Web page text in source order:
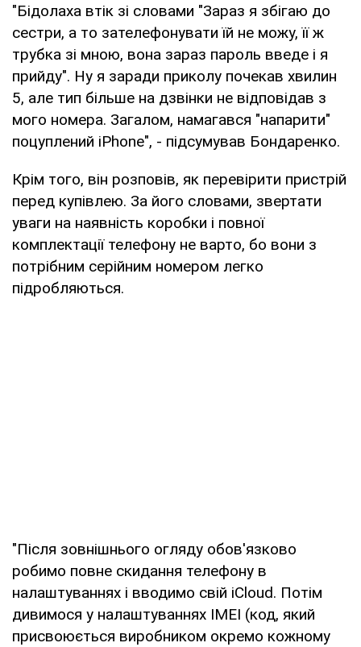
"Бідолаха втік зі словами "Зараз я збігаю до
сестри, а то зателефонувати їй не можу, її ж
трубка зі мною, вона зараз пароль введе і я
прийду". Ну я заради приколу почекав хвилин
5, але тип більше на дзвінки не відповідав з
мого номера. Загалом, намагався "напарити"
поцуплений iPhone", - підсумував Бондаренко.
Крім того, він розповів, як перевірити пристрій
перед купівлею. За його словами, звертати
уваги на наявність коробки і повної
комплектації телефону не варто, бо вони з
потрібним серійним номером легко
підробляються.
"Після зовнішнього огляду обов'язково
робимо повне скидання телефону в
налаштуваннях і вводимо свій iCloud. Потім
дивимося у налаштуваннях IMEI (код, який
присвоюється виробником окремо кожному